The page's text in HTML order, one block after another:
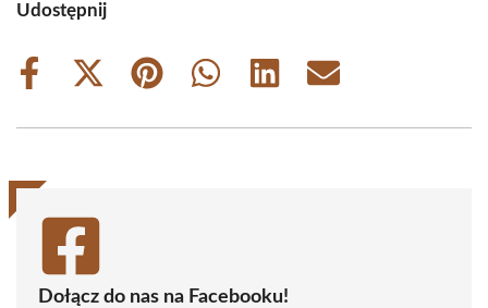
Udostępnij
Share
Share
(Twitter)
Share
Share
Share
Share
Dołącz do nas na Facebooku!